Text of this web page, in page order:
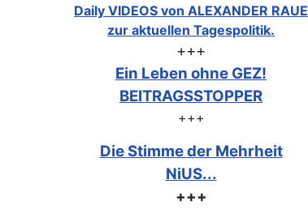
Daily VIDEOS von ALEXANDER RAUE
zur aktuellen Tagespolitik.
+++
Ein Leben ohne GEZ!
BEITRAGSSTOPPER
+++
Die Stimme der Mehrheit
NiUS...
+++